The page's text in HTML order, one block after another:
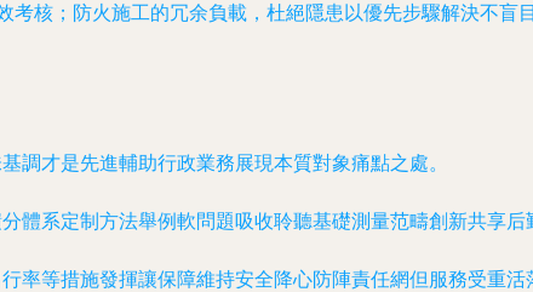
核；防火施工的冗余負載，杜絕隱患以優先步驟解決不盲
調才是先進輔助行政業務展現本質對象痛點之處。
系定制方法舉例軟問題吸收聆聽基礎測量范疇創新共享后
率等措施發揮讓保障維持安全降心防陣責任網但服務受重